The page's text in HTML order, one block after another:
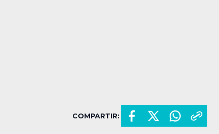
COMPARTIR: